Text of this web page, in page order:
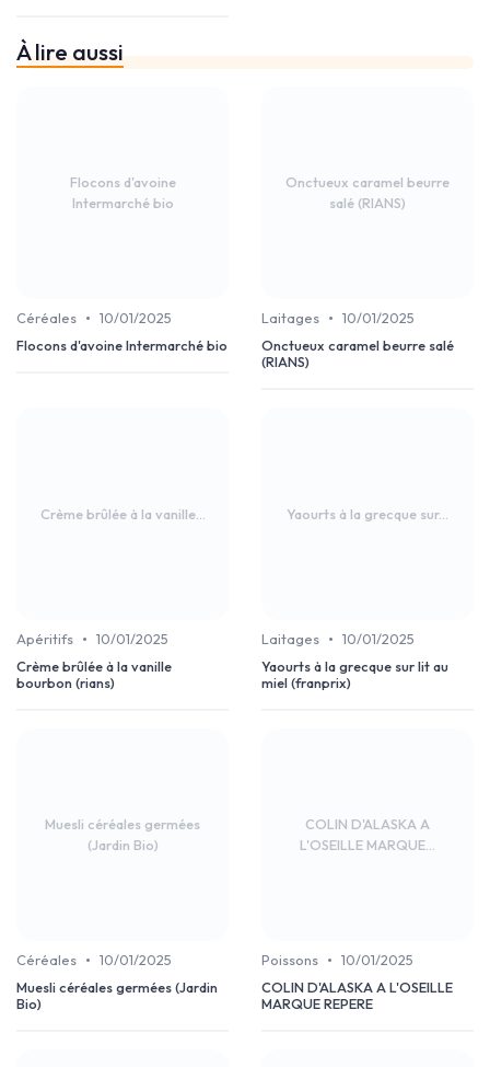
À lire aussi
Flocons d'avoine
Intermarché bio
Céréales • 10/01/2025
Flocons d'avoine Intermarché bio
Onctueux caramel beurre
salé (RIANS)
Laitages • 10/01/2025
Onctueux caramel beurre salé
(RIANS)
Crème brûlée à la vanille...
Apéritifs • 10/01/2025
Crème brûlée à la vanille
bourbon (rians)
Yaourts à la grecque sur...
Laitages • 10/01/2025
Yaourts à la grecque sur lit au
miel (franprix)
Muesli céréales germées
(Jardin Bio)
Céréales • 10/01/2025
Muesli céréales germées (Jardin
Bio)
COLIN D'ALASKA A
L'OSEILLE MARQUE...
Poissons • 10/01/2025
COLIN D'ALASKA A L'OSEILLE
MARQUE REPERE